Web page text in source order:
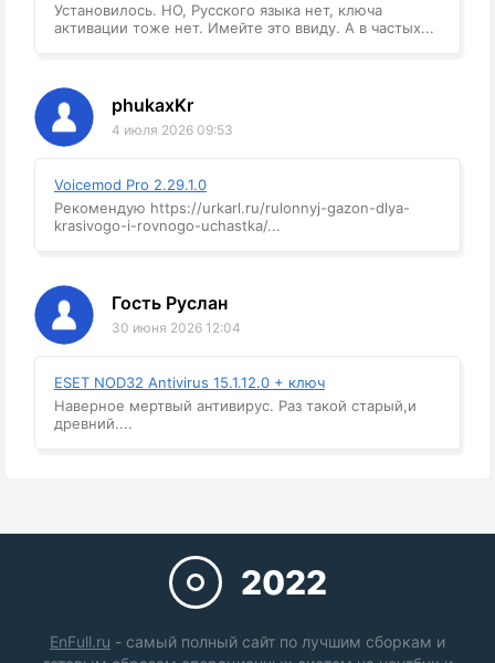
Установилось. НО, Русского языка нет, ключа
активации тоже нет. Имейте это ввиду. А в частых...
phukaxKr
4 июля 2026 09:53
Voicemod Pro 2.29.1.0
Рекомендую https://urkarl.ru/rulonnyj-gazon-dlya-
krasivogo-i-rovnogo-uchastka/...
Гость Руслан
30 июня 2026 12:04
ESET NOD32 Antivirus 15.1.12.0 + ключ
Наверное мертвый антивирус. Раз такой старый,и
древний....
2022
EnFull.ru - самый полный сайт по лучшим сборкам и